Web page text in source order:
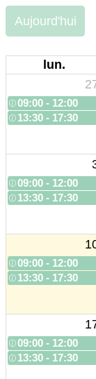
Aujourd'hui
lun.
09:00 - 12:00
13:30 - 17:30
09:00 - 12:00
13:30 - 17:30
09:00 - 12:00
13:30 - 17:30
09:00 - 12:00
13:30 - 17:30